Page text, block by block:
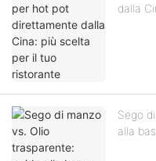
dalla
Sego
alla